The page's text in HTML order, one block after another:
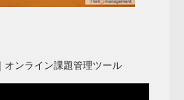
オンライン課題管理ツール